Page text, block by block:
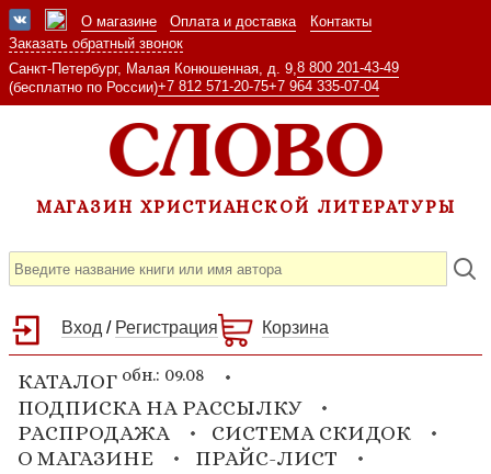
О магазине Оплата и доставка
Контакты
Заказать обратный звонок
Санкт-Петербург, Малая Конюшенная, д. 9, 8 800 201-43-49
(бесплатно по России)+7 812 571-20-75+7 964 335-07-04
МАГАЗИН ХРИСТИАНСКОЙ ЛИТЕРАТУРЫ
Вход / Регистрация Корзина
КАТАЛОГ обн.: 09.08
ПОДПИСКА НА РАССЫЛКУ
РАСПРОДАЖА
СИСТЕМА СКИДОК
О МАГАЗИНЕ
ПРАЙС-ЛИСТ